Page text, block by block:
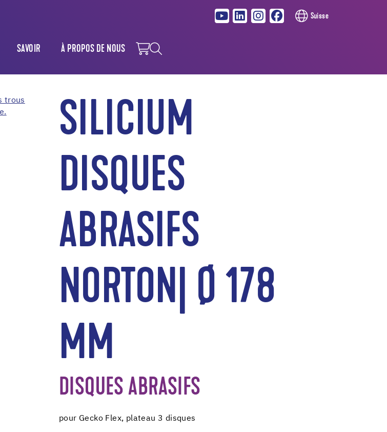
Suisse
SAVOIR À PROPOS DE NOUS
SILICIUM
DISQUES
ABRASIFS
NORTON| Ø 178
MM
DISQUES ABRASIFS
pour Gecko Flex, plateau 3 disques